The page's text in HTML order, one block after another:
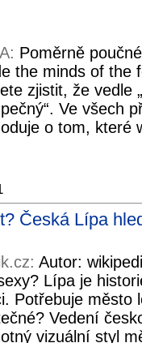
Poměrně
the minds of the
zjistit, že vedle
Ve všech
o tom, které
Česká Lípa
Autor:
Lípa je
Potřebuje město
Vedení
vizuální styl